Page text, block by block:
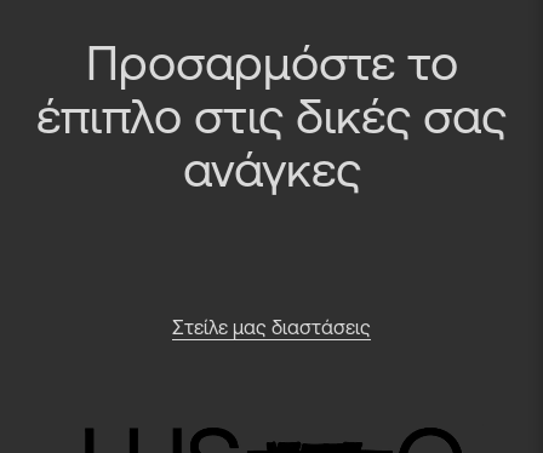
Προσαρμόστε το
έπιπλο στις δικές σας
ανάγκες
Στείλε μας διαστάσεις